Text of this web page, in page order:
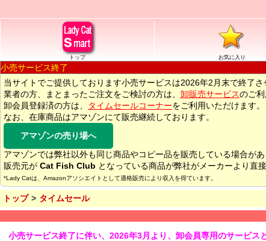
トップ お気に入り
小売サービス終了
当サイトでご提供しております小売サービスは2026年2月末で終了さ
業者の方、まとまったご注文をご検討の方は、 卸販売サービスのご利
卸会員登録済の方は、
タイムセールコーナーをご利用いただけます。
なお、在庫商品はアマゾンにて販売継続しております。
アマゾンの売り場へ
アマゾンでは弊社以外も同じ商品やコピー品を販売している場合があ
販売元が Cat Fish Club となっている商品が弊社がメーカーより直
*Lady Catは、Amazonアソシエイトとして適格販売により収入を得ています。
トップ
タイムセール
小売サービス終了に伴い、2026年3月より、卸会員専用のサービス